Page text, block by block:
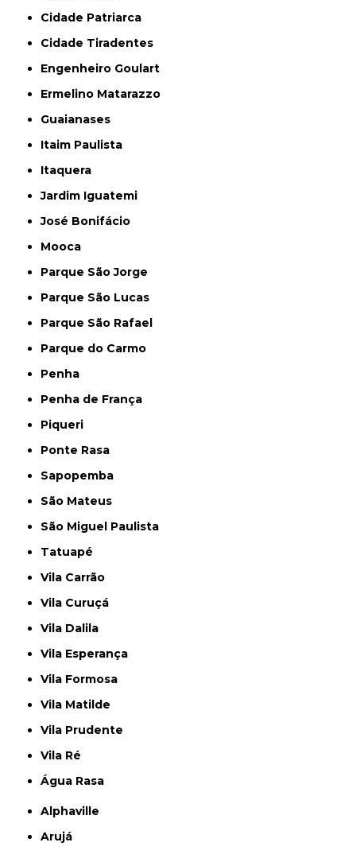
Cidade Patriarca
Cidade Tiradentes
Engenheiro Goulart
Ermelino Matarazzo
Guaianases
Itaim Paulista
Itaquera
Jardim Iguatemi
José Bonifácio
Mooca
Parque São Jorge
Parque São Lucas
Parque São Rafael
Parque do Carmo
Penha
Penha de França
Piqueri
Ponte Rasa
Sapopemba
São Mateus
São Miguel Paulista
Tatuapé
Vila Carrão
Vila Curuçá
Vila Dalila
Vila Esperança
Vila Formosa
Vila Matilde
Vila Prudente
Vila Ré
Água Rasa
Alphaville
Arujá